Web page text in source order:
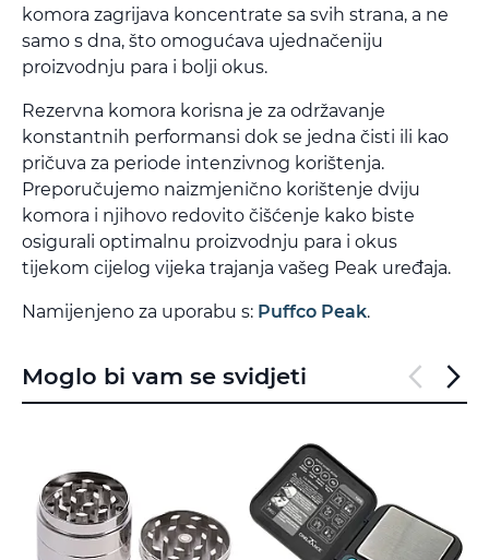
komora zagrijava koncentrate sa svih strana, a ne
samo s dna, što omogućava ujednačeniju
proizvodnju para i bolji okus.
Rezervna komora korisna je za održavanje
konstantnih performansi dok se jedna čisti ili kao
pričuva za periode intenzivnog korištenja.
Preporučujemo naizmjenično korištenje dviju
komora i njihovo redovito čišćenje kako biste
osigurali optimalnu proizvodnju para i okus
tijekom cijelog vijeka trajanja vašeg Peak uređaja.
Namijenjeno za uporabu s: Puffco Peak.
Moglo bi vam se svidjeti